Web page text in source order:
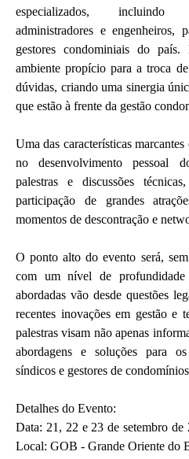
especializados, incluindo
administradores e engenheiros,
gestores condominiais do
ambiente propício para a troca
dúvidas, criando uma sinergia
que estão à frente da gestão
Uma das características
no desenvolvimento pessoal
palestras e discussões
participação de grandes
momentos de descontração e
O ponto alto do evento será,
com um nível de profundidade
abordadas vão desde questões
recentes inovações em gestão e
palestras visam não apenas
abordagens e soluções para
síndicos e gestores de
Detalhes do Evento:
Data: 21, 22 e 23 de setembro
Local: GOB - Grande Oriente do